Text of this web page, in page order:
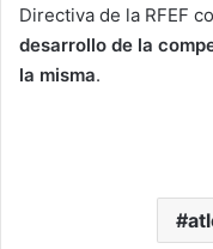
Directiva de la RFEF
desarrollo de la
la misma.